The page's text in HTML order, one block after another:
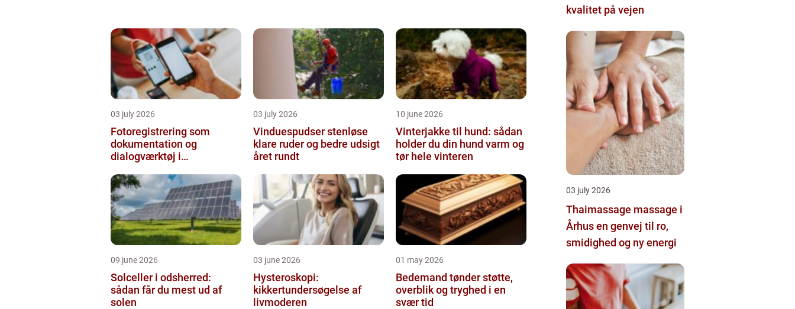
03 july 2026
Fotoregistrering som
dokumentation og
dialogværktøj i
03 july 2026
Vinduespudser stenløse
klare ruder og bedre udsigt
året rundt
10 june 2026
Vinterjakke til hund: sådan
holder du din hund varm og
tør hele vinteren
09 june 2026
Solceller i odsherred:
sådan får du mest ud af
solen
03 june 2026
Hysteroskopi:
kikkertundersøgelse af
livmoderen
01 may 2026
Bedemand tønder støtte,
overblik og tryghed i en
svær tid
kvalitet på vejen
03 july 2026
Thaimassage massage i
Århus en genvej til ro,
smidighed og ny energi